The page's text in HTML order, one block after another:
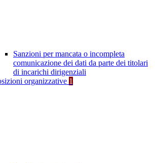
Sanzioni per mancata o incompleta
comunicazione dei dati da parte dei titolari
di incarichi dirigenziali
organizzative 1